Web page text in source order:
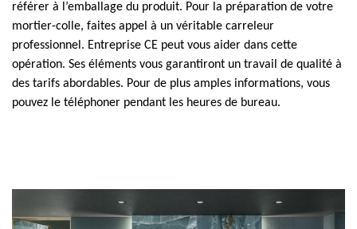
référer à l’emballage du produit. Pour la préparation de votre
mortier-colle, faites appel à un véritable carreleur
professionnel. Entreprise CE peut vous aider dans cette
opération. Ses éléments vous garantiront un travail de qualité à
des tarifs abordables. Pour de plus amples informations, vous
pouvez le téléphoner pendant les heures de bureau.